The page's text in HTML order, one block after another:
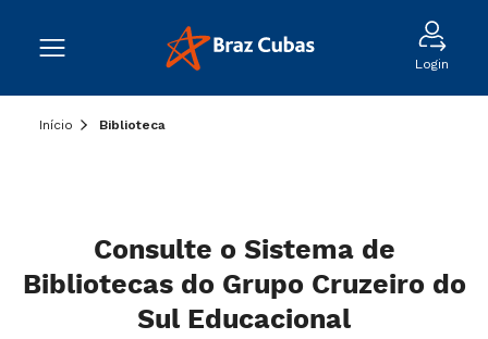
Login
Início Biblioteca
Consulte o Sistema de
Bibliotecas do Grupo Cruzeiro do
Sul Educacional